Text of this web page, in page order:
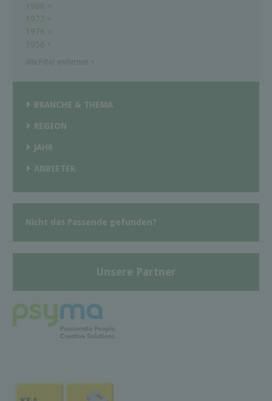
1986 ×
1977 ×
1976 ×
1956 ×
BRANCHE & THEMA
REGION
JAHR
ANBIETER
Nicht das Passende gefunden?
Unsere Partner